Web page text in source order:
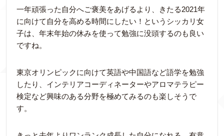
一年頑張った自分へご褒美をあげるより、きたる2021年
に向けて自分を高める時間にしたい！というシッカリ女
子は、年末年始の休みを使って勉強に没頭するのも良い
ですね。
東京オリンピックに向けて英語や中国語など語学を勉強
したり、インテリアコーディネーターやアロマテラピー
検定など興味のある分野を極めてみるのも楽しそうで
す。